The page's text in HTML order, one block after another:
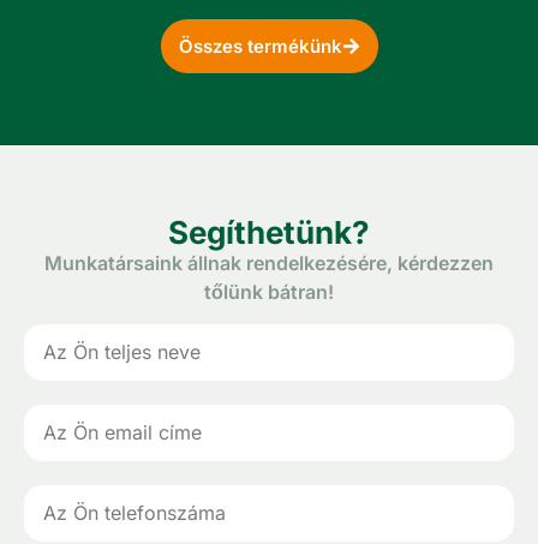
Összes termékünk
Segíthetünk?
Munkatársaink állnak rendelkezésére, kérdezzen
tőlünk bátran!